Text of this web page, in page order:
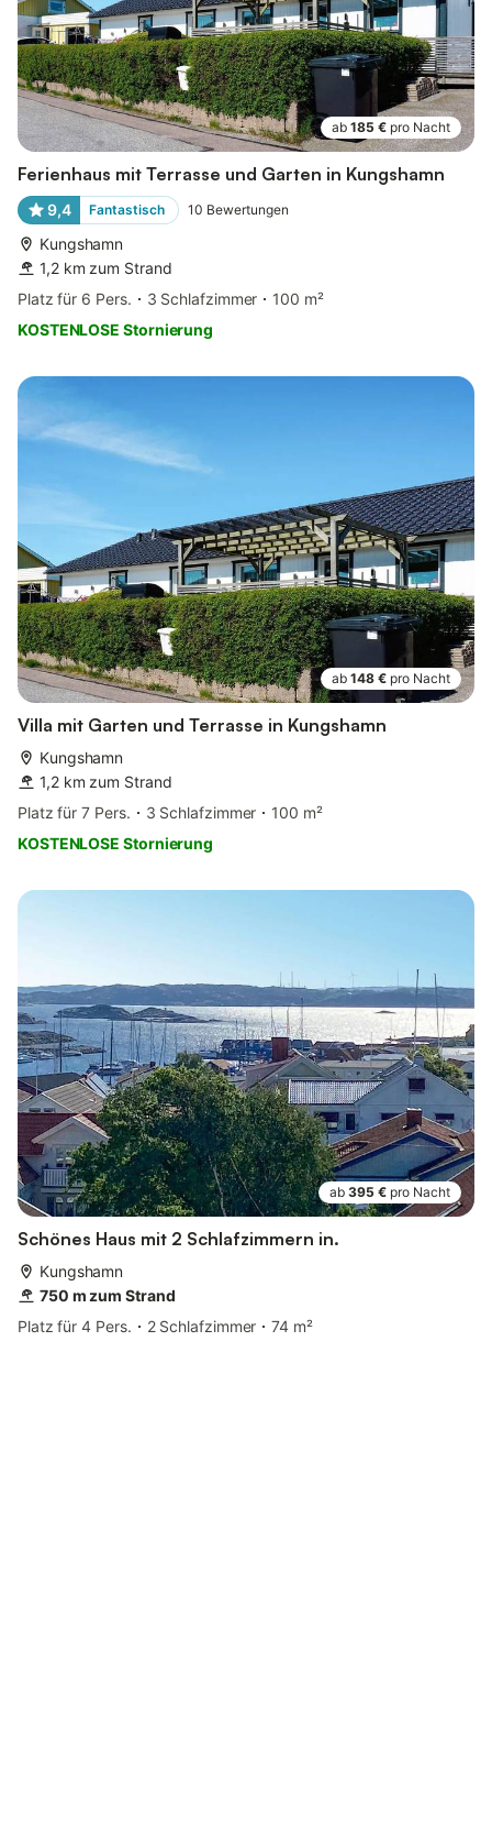
ab 185 € pro Nacht
Ferienhaus mit Terrasse und Garten in Kungshamn
9,4 Fantastisch 10 Bewertungen
Kungshamn
1,2 km zum Strand
Platz für 6 Pers.
3 Schlafzimmer
100 m²
KOSTENLOSE Stornierung
ab 148 € pro Nacht
Villa mit Garten und Terrasse in Kungshamn
Kungshamn
1,2 km zum Strand
Platz für 7 Pers.
3 Schlafzimmer
100 m²
KOSTENLOSE Stornierung
ab 395 € pro Nacht
Schönes Haus mit 2 Schlafzimmern in.
Kungshamn
750 m zum Strand
Platz für 4 Pers.
2 Schlafzimmer 74 m²